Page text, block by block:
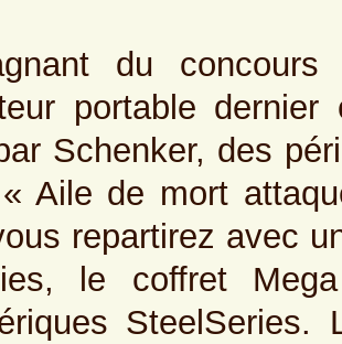
du concours
portable
Schenker, des
Aile de mort
repartirez avec
le coffret